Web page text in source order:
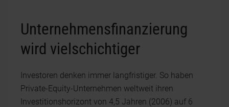
Unternehmensfinanzierung
wird vielschichtiger
Investoren denken immer langfristiger. So haben
Private-Equity-Unternehmen weltweit ihren
Investitionshorizont von 4,5 Jahren (2006) auf 6